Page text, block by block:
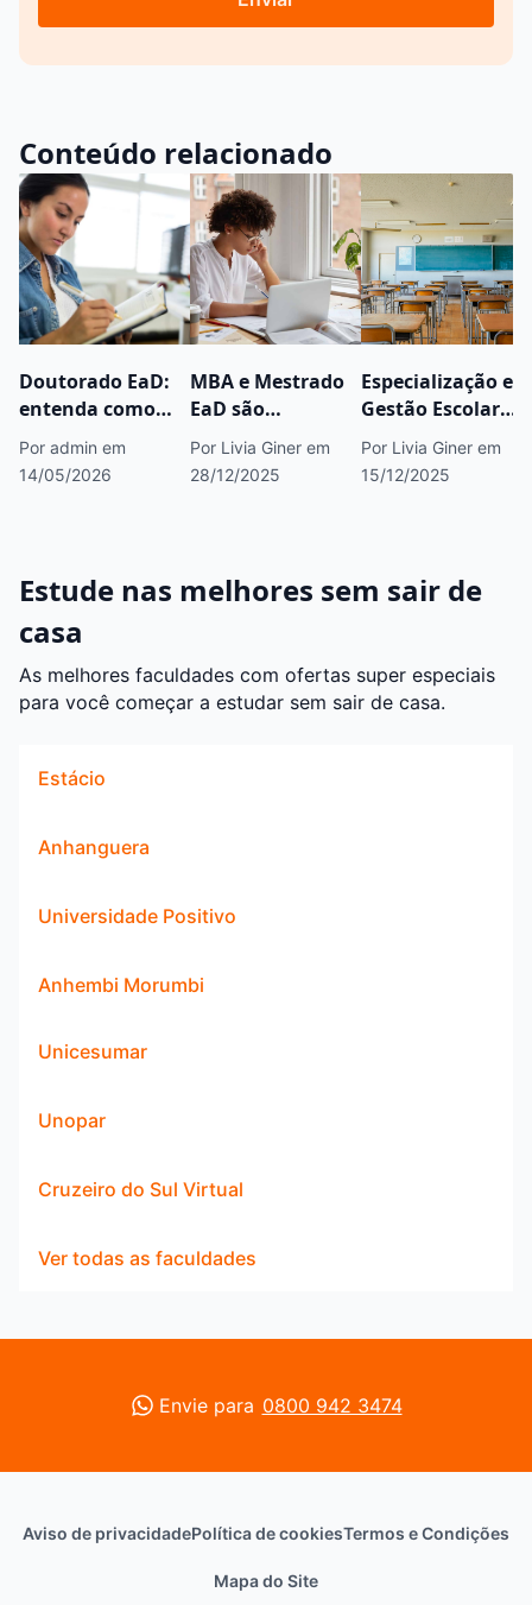
Conteúdo relacionado
Doutorado EaD:
entenda como
funciona e saiba
onde fazer
Por admin em
14/05/2026
MBA e Mestrado
EaD são
reconhecidos pelo
MEC? Confira
Por Livia Giner em
28/12/2025
Especialização em
Gestão Escolar
EaD: como
funciona e o que
você aprende
Por Livia Giner em
15/12/2025
Estude nas melhores sem sair de
casa
As melhores faculdades com ofertas super especiais
para você começar a estudar sem sair de casa.
Estácio
Anhanguera
Universidade Positivo
Anhembi Morumbi
Unicesumar
Unopar
Cruzeiro do Sul Virtual
Ver todas as faculdades
Envie para 0800 942 3474
Aviso de privacidadePolítica de cookiesTermos e Condições
Mapa do Site